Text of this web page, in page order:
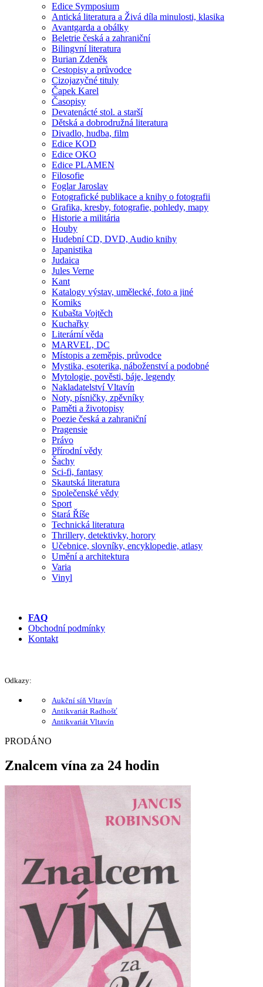
Edice Symposium
Antická literatura a Živá díla minulosti, klasika
Avantgarda a obálky
Beletrie česká a zahraniční
Bilingvní literatura
Burian Zdeněk
Cestopisy a průvodce
Cizojazyčné tituly
Čapek Karel
Časopisy
Devatenácté stol. a starší
Dětská a dobrodružná literatura
Divadlo, hudba, film
Edice KOD
Edice OKO
Edice PLAMEN
Filosofie
Foglar Jaroslav
Fotografické publikace a knihy o fotografii
Grafika, kresby, fotografie, pohledy, mapy
Historie a militária
Houby
Hudební CD, DVD, Audio knihy
Japanistika
Judaica
Jules Verne
Kant
Katalogy výstav, umělecké, foto a jiné
Komiks
Kubašta Vojtěch
Kuchařky
Literární věda
MARVEL, DC
Místopis a zeměpis, průvodce
Mystika, esoterika, náboženství a podobné
Mytologie, pověsti, báje, legendy
Nakladatelství Vltavín
Noty, písničky, zpěvníky
Paměti a životopisy
Poezie česká a zahraniční
Pragensie
Právo
Přírodní vědy
Šachy
Sci-fi, fantasy
Skautská literatura
Společenské vědy
Sport
Stará Říše
Technická literatura
Thrillery, detektivky, horory
Učebnice, slovníky, encyklopedie, atlasy
Umění a architektura
Varia
Vinyl
FAQ
Obchodní podmínky
Kontakt
Odkazy:
Aukční síň Vltavín
Antikvariát Radhošť
Antikvariát Vltavín
PRODÁNO
Znalcem vína za 24 hodin